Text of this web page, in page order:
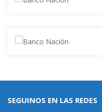
SEGUINOS EN LAS REDES